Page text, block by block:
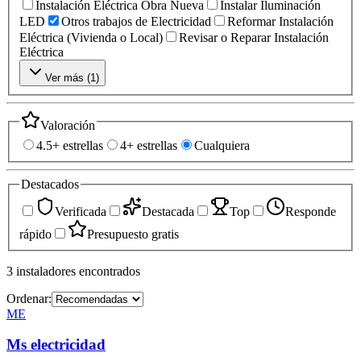
Instalación Eléctrica Obra Nueva
Instalar Iluminación
LED
Otros trabajos de Electricidad
Reformar Instalación
Eléctrica (Vivienda o Local)
Revisar o Reparar Instalación
Eléctrica
Ver más (1)
Valoración
4.5+ estrellas
4+ estrellas Cualquiera
Destacados
Verificada
Destacada Top
Responde
rápido
Presupuesto gratis
3 instaladores encontrados
Ordenar:
ME
Ms electricidad